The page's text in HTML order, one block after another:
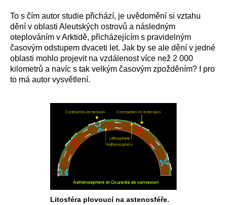
To s čím autor studie přichází, je uvědomění si vztahu
dění v oblasti Aleutských ostrovů a následným
oteplováním v Arktidě, přicházejícím s pravidelným
časovým odstupem dvaceti let. Jak by se ale dění v jedné
oblasti mohlo projevit na vzdálenost více než 2 000
kilometrů a navíc s tak velkým časovým zpožděním?
pro
to má autor vysvětlení.
Litosféra plovoucí na astenosféře.